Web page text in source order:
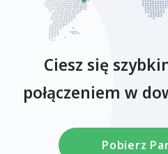
Ciesz się
połączeniem w
Pobierz